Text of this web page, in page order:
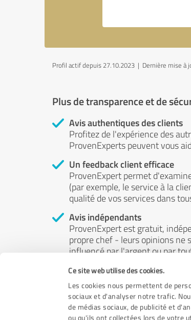
Ce site web utilise des cookies.
Les cookies nous permettent de
sociaux et d'analyser notre trafic.
de médias sociaux, de publicité et
ou qu'ils ont collectées lors de votre
Profil actif depuis 27.10.2023 | Dernière mise à
Plus de transparence et de
Avis authentiques des clients
Profitez de l'expérience des
ProvenExperts peuvent vous
Un feedback client efficace
ProvenExpert permet
(par exemple, le service à la
qualité de vos services dans
Avis indépendants
ProvenExpert est gratuit,
propre chef - leurs opinions ne
influencé par l'argent ou par